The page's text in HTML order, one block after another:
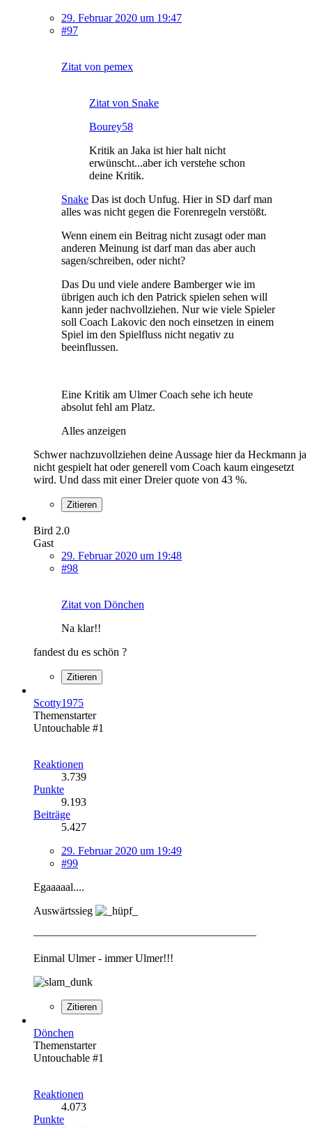
29. Februar 2020 um 19:47
#97
Zitat von pemex
Zitat von Snake
Bourey58
Kritik an Jaka ist hier halt nicht
erwünscht...aber ich verstehe schon
deine Kritik.
Snake Das ist doch Unfug. Hier in SD darf man
alles was nicht gegen die Forenregeln verstößt.
Wenn einem ein Beitrag nicht zusagt oder man
anderen Meinung ist darf man das aber auch
sagen/schreiben, oder nicht?
Das Du und viele andere Bamberger wie im
übrigen auch ich den Patrick spielen sehen will
kann jeder nachvollziehen. Nur wie viele Spieler
soll Coach Lakovic den noch einsetzen in einem
Spiel im den Spielfluss nicht negativ zu
beeinflussen.
Eine Kritik am Ulmer Coach sehe ich heute
absolut fehl am Platz.
Alles anzeigen
Schwer nachzuvollziehen deine Aussage hier da Heckmann ja
nicht gespielt hat oder generell vom Coach kaum eingesetzt
wird. Und dass mit einer Dreier quote von 43 %.
Zitieren
Bird 2.0
Gast
29. Februar 2020 um 19:48
#98
Zitat von Dönchen
Na klar!!
fandest du es schön ?
Zitieren
Scotty1975
Themenstarter
Untouchable #1
Reaktionen
3.739
Punkte
9.193
Beiträge
5.427
29. Februar 2020 um 19:49
#99
Egaaaaal....
Auswärtssieg
————————————————————
Einmal Ulmer - immer Ulmer!!!
Zitieren
Dönchen
Themenstarter
Untouchable #1
Reaktionen
4.073
Punkte